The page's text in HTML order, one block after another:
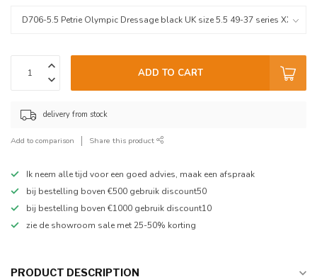
ADD TO CART
delivery from stock
Add to comparison Share this product
Ik neem alle tijd voor een goed advies, maak een afspraak
bij bestelling boven €500 gebruik discount50
bij bestelling boven €1000 gebruik discount10
zie de showroom sale met 25-50% korting
PRODUCT DESCRIPTION